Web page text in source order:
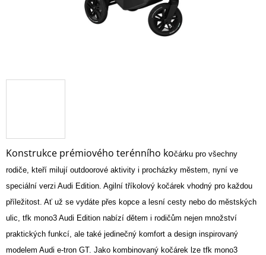
Konstrukce prémiového terénního kočárku pro všechny
rodiče, kteří milují outdoorové aktivity i procházky městem, nyní ve
speciální verzi Audi Edition. Agilní tříkolový kočárek vhodný pro každou
příležitost. Ať už se vydáte přes kopce a lesní cesty nebo do městských
ulic, tfk mono3 Audi Edition nabízí dětem i rodičům nejen množství
praktických funkcí, ale také jedinečný komfort a design inspirovaný
modelem Audi e-tron GT. Jako kombinovaný kočárek lze tfk mono3